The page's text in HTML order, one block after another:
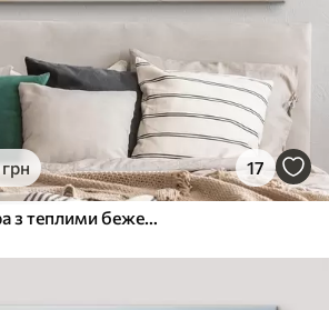
грн 17
Абстрактна фактура з теплими бежевими мазками